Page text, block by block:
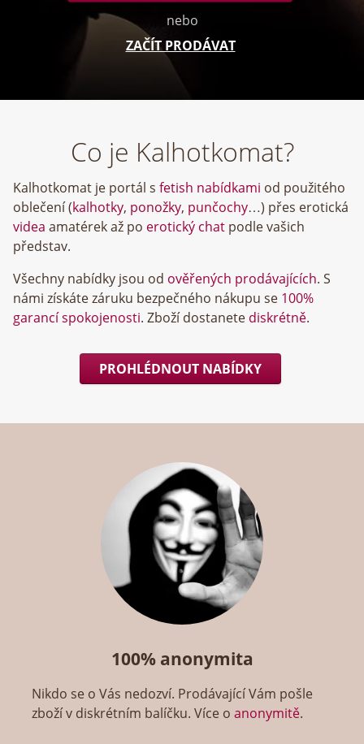
nebo
ZAČÍT PRODÁVAT
Co je Kalhotkomat?
Kalhotkomat je portál s fetish nabídkami od použitého
oblečení (kalhotky, ponožky, punčochy…) přes erotická
videa amatérek až po erotický chat podle vašich
představ.
Všechny nabídky jsou od ověřených prodávajících. S
námi získáte záruku bezpečného nákupu se 100%
garancí spokojenosti. Zboží dostanete diskrétně.
PROHLÉDNOUT NABÍDKY
100% anonymita
Nikdo se o Vás nedozví. Prodávající Vám pošle
zboží v diskrétním balíčku. Více oanonymitě.